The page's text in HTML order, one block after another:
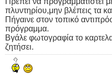
πλυντηρίου,μην βλέπεις τα
Πήγαινε στον τοπικό
πρόγραμμα.
Βγάλε φωτογραφία το
ζητήσει.